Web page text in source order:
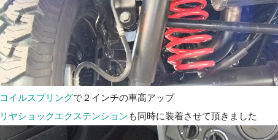
コイルスプリングで２インチの車高アップ
リヤショックエクステンション も同時に装着させて頂きました